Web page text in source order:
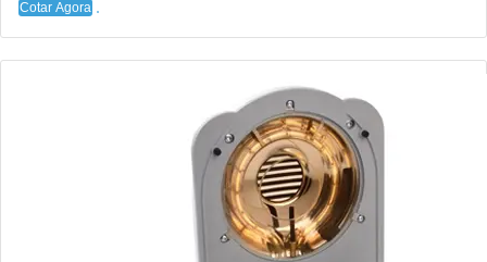
Cotar Agora